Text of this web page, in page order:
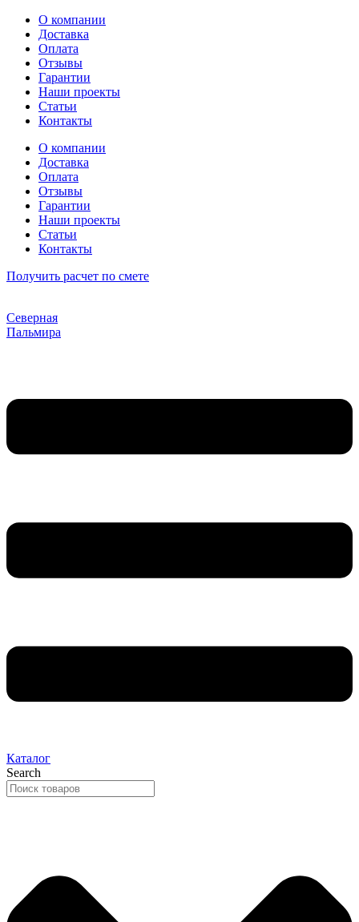
Перейти
содержимому
О компании
Доставка
Оплата
Отзывы
Гарантии
Наши проекты
Статьи
Контакты
О компании
Доставка
Оплата
Отзывы
Гарантии
Наши проекты
Статьи
Контакты
Получить расчет по смете
Северная
Пальмира
Каталог
Search